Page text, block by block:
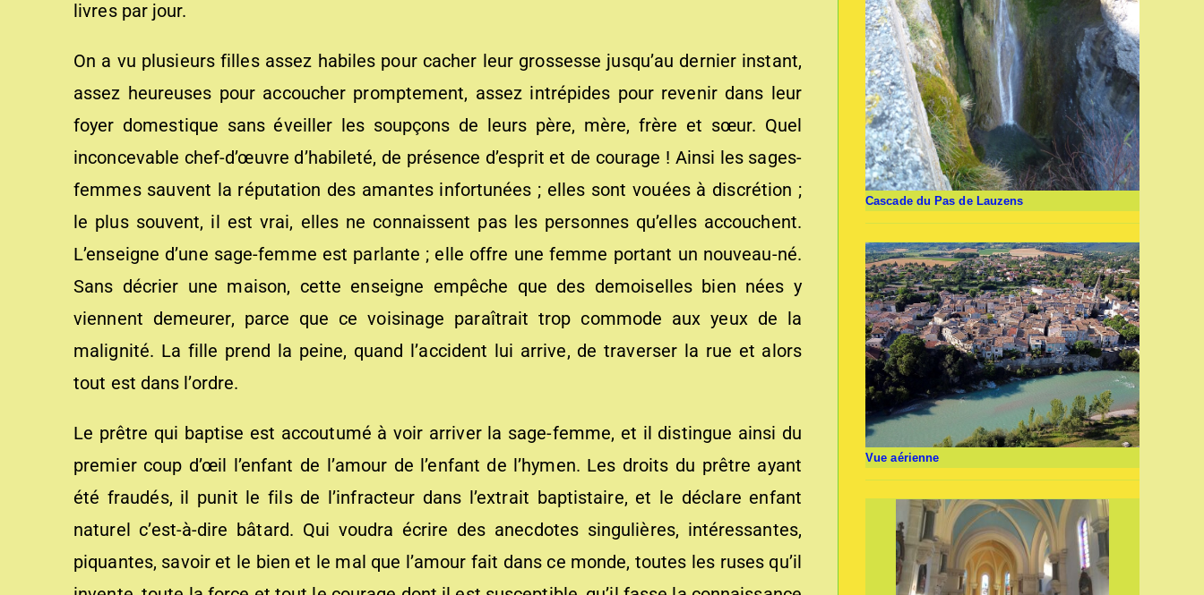
livres par jour.
On a vu plusieurs filles assez habiles pour cacher leur grossesse jusqu’au dernier instant,
assez heureuses pour accoucher promptement, assez intrépides pour revenir dans leur
foyer domestique sans éveiller les soupçons de leurs père, mère, frère et sœur. Quel
inconcevable chef-d’œuvre d’habileté, de présence d’esprit et de courage ! Ainsi les sages-
femmes sauvent la réputation des amantes infortunées ; elles sont vouées à discrétion ;
le plus souvent, il est vrai, elles ne connaissent pas les personnes qu’elles accouchent.
L’enseigne d’une sage-femme est parlante ; elle offre une femme portant un nouveau-né.
Sans décrier une maison, cette enseigne empêche que des demoiselles bien nées y
viennent demeurer, parce que ce voisinage paraîtrait trop commode aux yeux de la
malignité. La fille prend la peine, quand l’accident lui arrive, de traverser la rue et alors
tout est dans l’ordre.
Le prêtre qui baptise est accoutumé à voir arriver la sage-femme, et il distingue ainsi du
premier coup d’œil l’enfant de l’amour de l’enfant de l’hymen. Les droits du prêtre ayant
été fraudés, il punit le fils de l’infracteur dans l’extrait baptistaire, et le déclare enfant
naturel c’est-à-dire bâtard. Qui voudra écrire des anecdotes singulières, intéressantes,
piquantes, savoir et le bien et le mal que l’amour fait dans ce monde, toutes les ruses qu’il
Cascade du Pas de Lauzens
Vue aérienne